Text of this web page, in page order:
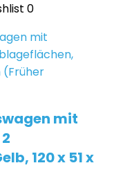
0
mit
120 x 51 x